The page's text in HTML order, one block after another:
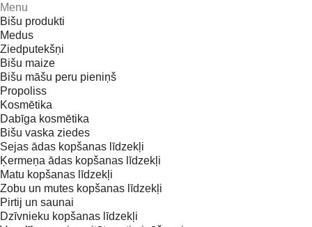
Menu
Bišu produkti
Medus
Ziedputekšņi
Bišu maize
Bišu māšu peru pieniņš
Propoliss
Kosmētika
Dabīga kosmētika
Bišu vaska ziedes
Sejas ādas kopšanas līdzekļi
Ķermeņa ādas kopšanas līdzekļi
Matu kopšanas līdzekļi
Zobu un mutes kopšanas līdzekļi
Pirtij un saunai
Dzīvnieku kopšanas līdzekļi